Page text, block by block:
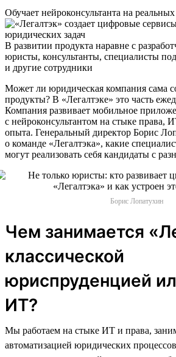
Обучает нейроконсультанта на
В развитии продукта наравне с
юристы, консультанты, специалисты
и другие сотрудники
Может ли юридическая компания сама
продукты? В «Легалтэке» это часть
Компания развивает мобильное
с нейроконсультантом на стыке права,
опыта. Генеральный директор Борис
о команде «Легалтэка», какие
могут реализовать себя кандидаты с
Борис Лопатухин
Чем занимается
классической
юриспруденцией
ИТ?
Мы работаем на стыке ИТ и права,
автоматизацией юридических